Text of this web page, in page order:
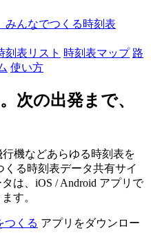
みんなでつくる時刻表
刻表リスト 時刻表マップ 路
使い方
次の出発まで、
機などあらゆる時刻表を
る時刻表データ共有サイ
は、iOS / Android アプリで
す。
つくる アプリをダウンロー